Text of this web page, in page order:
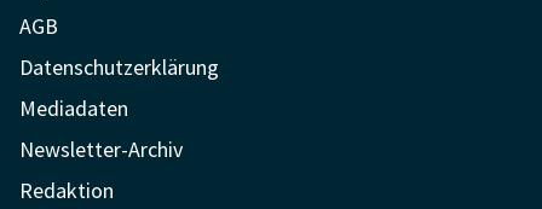
AGB
Datenschutzerklärung
Mediadaten
Newsletter-Archiv
Redaktion